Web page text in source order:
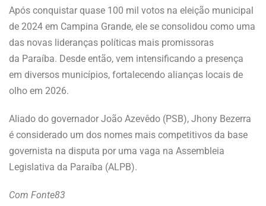
Após conquistar quase 100 mil votos na eleição municipal
de 2024 em Campina Grande, ele se consolidou como uma
das novas lideranças políticas mais promissoras
da Paraíba. Desde então, vem intensificando a presença
em diversos municípios, fortalecendo alianças locais de
olho em 2026.
Aliado do governador João Azevêdo (PSB), Jhony Bezerra
é considerado um dos nomes mais competitivos da base
governista na disputa por uma vaga na Assembleia
Legislativa da Paraíba (ALPB).
Com Fonte83